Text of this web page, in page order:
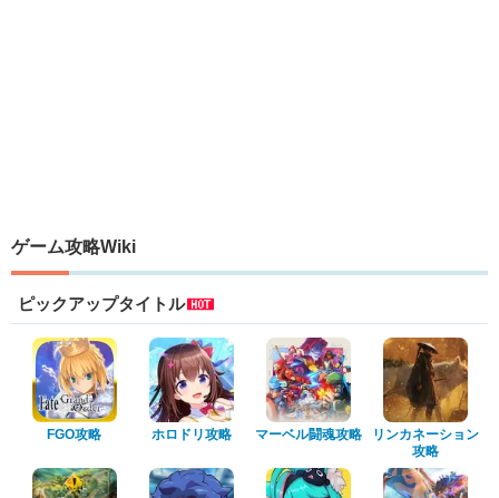
ゲーム攻略Wiki
ピックアップタイトル
FGO攻略 ホロドリ攻略 マーベル闘魂攻略
リンカネーション
攻略